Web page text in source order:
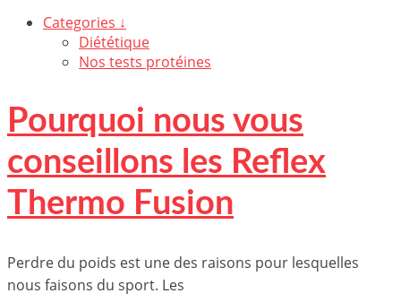
Categories ↓
Diététique
Nos tests protéines
Pourquoi nous vous
conseillons les Reflex
Thermo Fusion
Perdre du poids est une des raisons pour lesquelles
nous faisons du sport. Les